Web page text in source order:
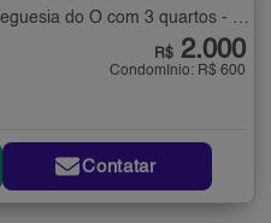
Apartamento para Alugar na Freguesia do Ó com 3 quartos - 170 m²
R$ 2.000
Condomínio: R$ 600
Contatar